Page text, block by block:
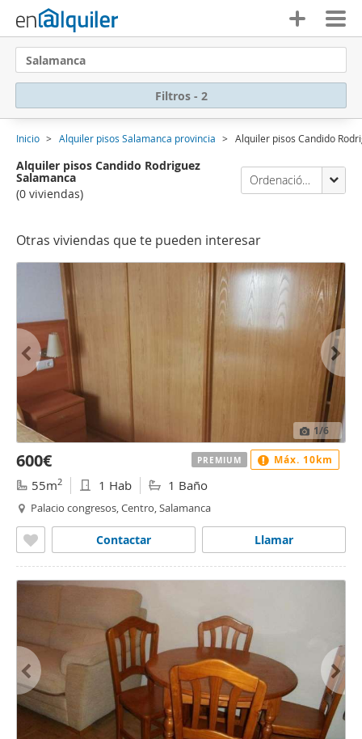
Salamanca
Filtros - 2
Inicio Alquiler pisos Salamanca provincia Alquiler pisos Candido
Alquiler pisos Candido Rodriguez
Salamanca
(0 viviendas)
Ordenación Enalquiler
Otras viviendas que te pueden interesar
1/6
600€
55m2 1 Hab 1 Baño
Palacio congresos, Centro, Salamanca
Llamar
Contactar
PREMIUM Máx. 10km